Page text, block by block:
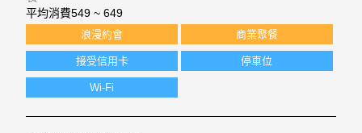
平均消費549 ~ 649
浪漫約會 商業聚餐
接受信用卡 停車位
Wi-Fi